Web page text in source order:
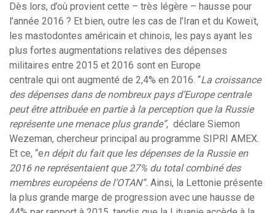
Dès lors, d’où provient cette – très légère – hausse pour
l’année 2016 ? Et bien, outre les cas de l’Iran et du Koweït,
les mastodontes américain et chinois, les pays ayant les
plus fortes augmentations relatives des dépenses
militaires entre 2015 et 2016 sont en Europe
centrale qui ont augmenté de 2,4% en 2016. “La croissance
des dépenses dans de nombreux pays d’Europe centrale
peut être attribuée en partie à la perception que la Russie
représente une menace plus grande”, déclare Siemon
Wezeman, chercheur principal au programme SIPRI AMEX.
Et ce, “en dépit du fait que les dépenses de la Russie en
2016 ne représentaient que 27% du total combiné des
membres européens de l’OTAN”. Ainsi, la Lettonie présente
la plus grande marge de progression avec une hausse de